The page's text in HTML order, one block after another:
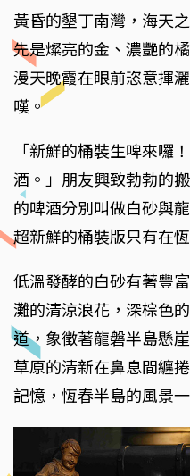
黃昏的墾丁南灣，海天
先是燦亮的金、濃艷的
漫天晚霞在眼前恣意揮
嘆。
「新鮮的桶裝生啤來囉
酒。」朋友興致勃勃的
的啤酒分別叫做白砂與
超新鮮的桶裝版只有在
低溫發酵的白砂有著豐
灘的清涼浪花，深棕色
道，象徵著龍磐半島懸
草原的清新在鼻息間纏
記憶，恆春半島的風景